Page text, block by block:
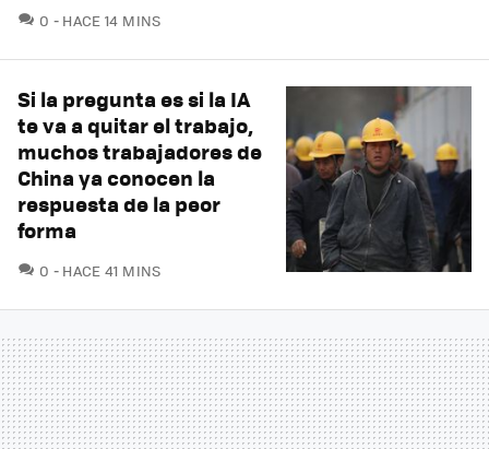
0 COMENTARIOS
HACE 14 MINS
Si la pregunta es si la IA
te va a quitar el trabajo,
muchos trabajadores de
China ya conocen la
respuesta de la peor
forma
0 COMENTARIOS
HACE 41 MINS